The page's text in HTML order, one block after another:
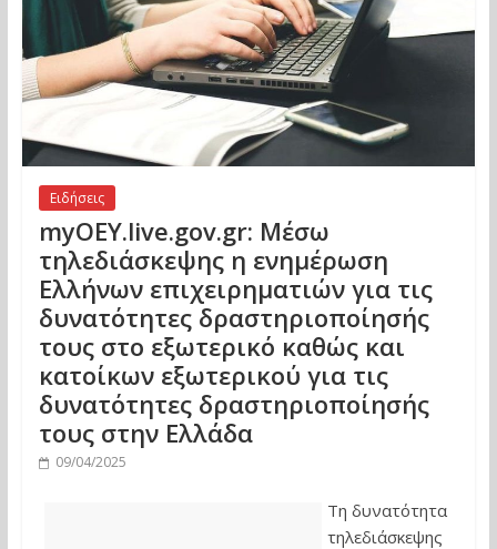
Ειδήσεις
myOEY.live.gov.gr: Μέσω
τηλεδιάσκεψης η ενημέρωση
Ελλήνων επιχειρηματιών για τις
δυνατότητες δραστηριοποίησής
τους στο εξωτερικό καθώς και
κατοίκων εξωτερικού για τις
δυνατότητες δραστηριοποίησής
τους στην Ελλάδα
09/04/2025
Τη δυνατότητα
τηλεδιάσκεψης